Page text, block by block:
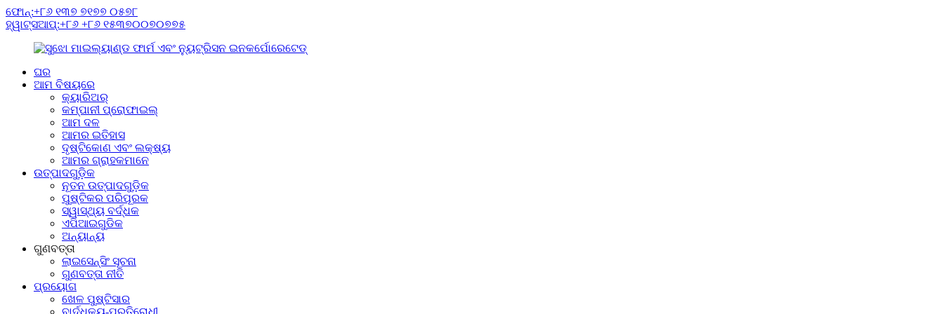
ଫୋନ୍:+୮୬ ୧୩୭ ୭୧୭୭ ୦୫୭୮
ହ୍ୱାଟ୍ସଆପ୍:+୮୬ +୮୬ ୧୫୩୭୦୦୭୦୭୭୫
ଘର
ଆମ ବିଷୟରେ
କ୍ୟାରିଅର୍
କମ୍ପାନୀ ପ୍ରୋଫାଇଲ୍
ଆମ ଦଳ
ଆମର ଇତିହାସ
ଦୃଷ୍ଟିକୋଣ ଏବଂ ଲକ୍ଷ୍ୟ
ଆମର ଗ୍ରାହକମାନେ
ଉତ୍ପାଦଗୁଡ଼ିକ
ନୂତନ ଉତ୍ପାଦଗୁଡ଼ିକ
ପୁଷ୍ଟିକର ପରିପୂରକ
ସ୍ୱାସ୍ଥ୍ୟ ବର୍ଦ୍ଧକ
ଏପିଆଇଗୁଡିକ
ଅନ୍ୟାନ୍ୟ
ଗୁଣବତ୍ତା
ଲାଇସେନ୍ସିଂ ସୂଚନା
ଗୁଣବତ୍ତା ନୀତି
ପ୍ରୟୋଗ
ଖେଳ ପୁଷ୍ଟିସାର
ବାର୍ଦ୍ଧକ୍ୟ-ପ୍ରତିରୋଧୀ